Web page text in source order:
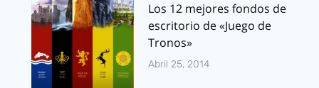
Los 12 mejores fondos de
escritorio de «Juego de
Tronos»
Abril 25, 2014